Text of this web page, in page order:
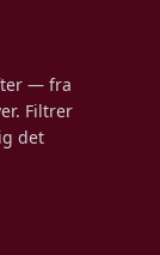
— fra
Filtrer
det